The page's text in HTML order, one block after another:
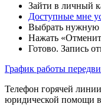
Зайти в личный
Доступные мне
Выбрать нужную
Нажать
Готово. Запись
График работы
Телефон горячей
юридической помощи